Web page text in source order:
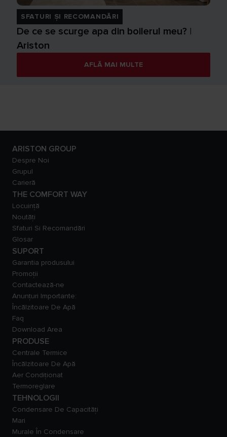
SFATURI ȘI RECOMANDĂRI
De ce se scurge apa din boilerul meu? |
Ariston
AFLĂ MAI MULTE
ARISTON GROUP
Despre Noi
Grupul
Carieră
THE COMFORT WAY
Locuință
Noutăți
Sfaturi Si Recomandări
Glosar
SUPORT
Garantia produsului
Promoții
Contactează-ne
Anunțuri Importante:
Încălzitoare De Apă
Faq
Download Area
PRODUSE
Centrale Termice
Încălzitoare De Apă
Aer Condiționat
Termoreglare
TEHNOLOGII
Condensare De Capacităţi
Mari
Murale În Condensare